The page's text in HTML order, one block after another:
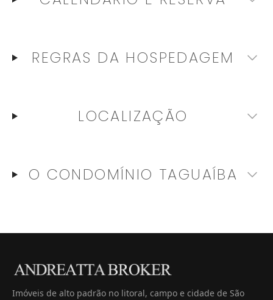
REGRAS DA HOSPEDAGEM
LOCALIZAÇÃO
O CONDOMÍNIO TAGUAÍBA
Imóveis de alto padrão no litoral, campo e cidade de São